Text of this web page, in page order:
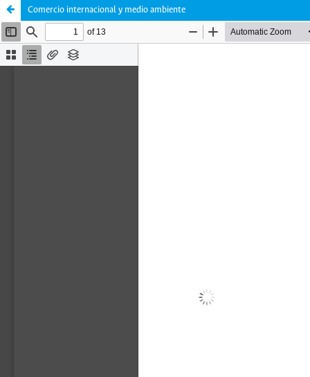
Comercio internacional y medio ambiente